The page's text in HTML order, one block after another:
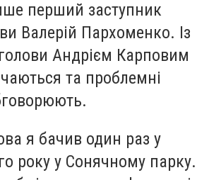
перший заступник
Валерій Пархоменко. Із
Андрієм Карповим
та проблемні
я бачив один раз у
року у Сонячному парку.